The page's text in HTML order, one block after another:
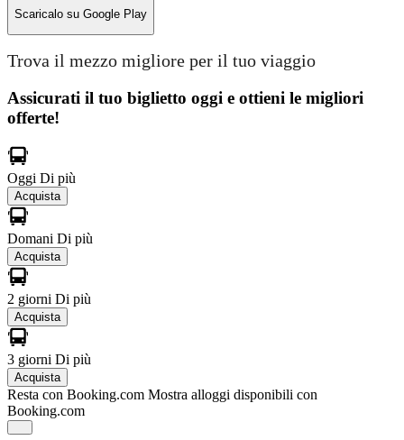
Scaricalo su Google Play
Trova il mezzo migliore per il tuo viaggio
Assicurati il ​​tuo biglietto oggi e ottieni le migliori
offerte!
Oggi Di più
Acquista
Domani Di più
Acquista
2 giorni Di più
Acquista
3 giorni Di più
Acquista
Resta con Booking.com Mostra alloggi disponibili con
Booking.com